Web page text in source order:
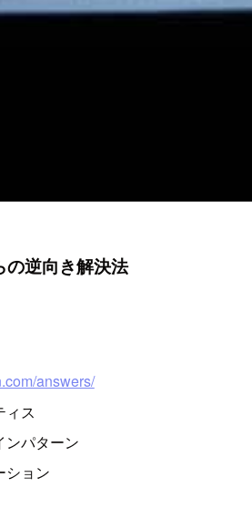
の逆向き解決法
answers/
ィス
ンパターン
ション